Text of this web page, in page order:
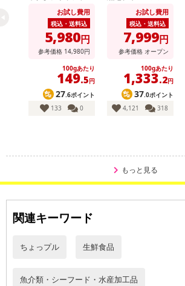
切り落としお試し費用
税込・送料込
5,980円
参考価格 14,980円
100gあたり
149.5円
27.6ポイント
133
0
お試し費用
税込・送料込
7,999円
参考価格 オープン
100gあたり
1,333.2円
37.0ポイント
4,121
318
もっと見る
関連キーワード
ちょっプル 生鮮食品
魚介類・シーフード・水産加工品